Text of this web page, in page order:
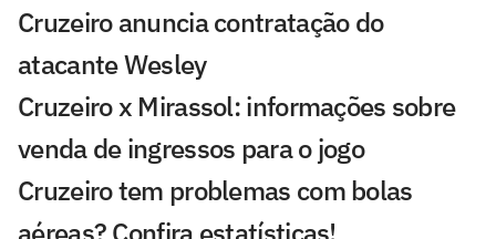
Cruzeiro anuncia contratação do
atacante Wesley
Cruzeiro x Mirassol: informações sobre
venda de ingressos para o jogo
Cruzeiro tem problemas com bolas